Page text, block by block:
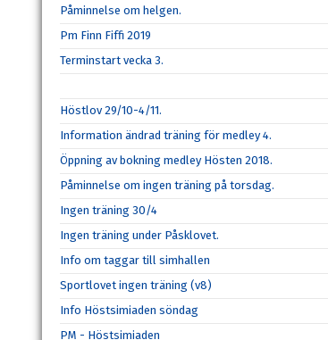
Påminnelse om helgen.
Pm Finn Fiffi 2019
Terminstart vecka 3.
Höstlov 29/10-4/11.
Information ändrad träning för medley 4.
Öppning av bokning medley Hösten 2018.
Påminnelse om ingen träning på torsdag.
Ingen träning 30/4
Ingen träning under Påsklovet.
Info om taggar till simhallen
Sportlovet ingen träning (v8)
Info Höstsimiaden söndag
PM - Höstsimiaden